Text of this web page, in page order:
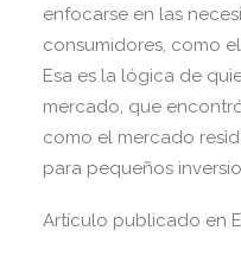
enfocarse en las
consumidores, como
Esa es la lógica de
mercado, que
como el mercado
para pequeños
Artículo publicado en